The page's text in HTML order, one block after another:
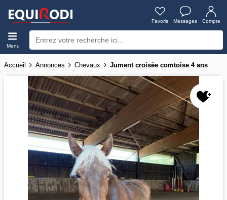
Favoris Messages Compte
Menu
Accueil Annonces Chevaux Jument croisée comtoise 4 ans